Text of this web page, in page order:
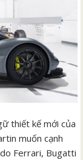
thiết kế mới của
muốn cạnh
Ferrari, Bugatti